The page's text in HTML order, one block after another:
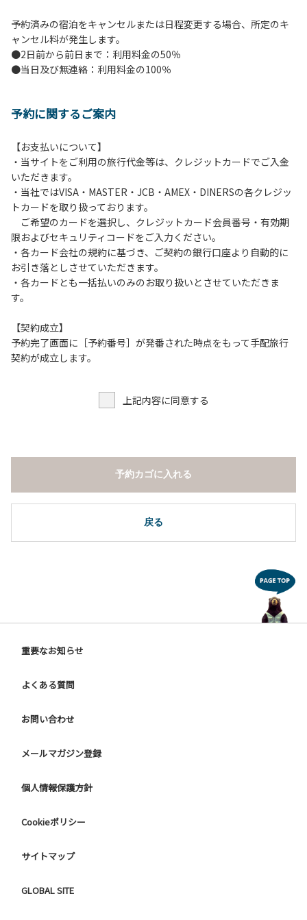
予約済みの宿泊をキャンセルまたは日程変更する場合、所定のキ
ャンセル料が発生します。
●2日前から前日まで：利用料金の50％
●当日及び無連絡：利用料金の100％
予約に関するご案内
【お支払いについて】
・当サイトをご利用の旅行代金等は、クレジットカードでご入金
いただきます。
・当社ではVISA・MASTER・JCB・AMEX・DINERSの各クレジッ
トカードを取り扱っております。
ご希望のカードを選択し、クレジットカード会員番号・有効期
限およびセキュリティコードをご入力ください。
・各カード会社の規約に基づき、ご契約の銀行口座より自動的に
お引き落としさせていただきます。
・各カードとも一括払いのみのお取り扱いとさせていただきま
す。
【契約成立】
予約完了画面に［予約番号］が発番された時点をもって手配旅行
契約が成立します。
上記内容に同意する
戻る
予約カゴに入れる
重要なお知らせ
よくある質問
お問い合わせ
メールマガジン登録
個人情報保護方針
Cookieポリシー
サイトマップ
GLOBAL SITE